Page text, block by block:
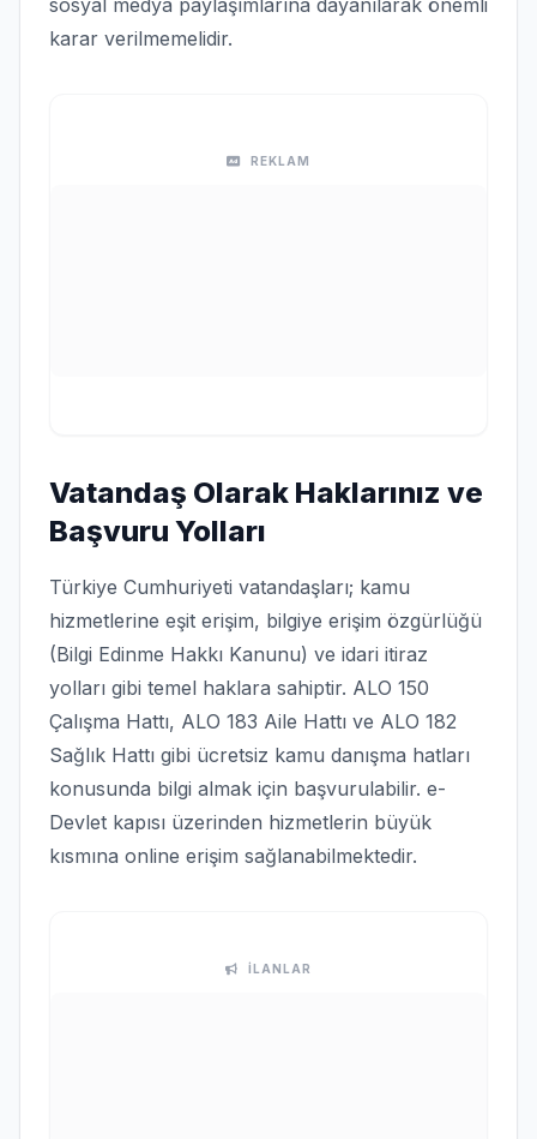
sosyal medya paylaşımlarına dayanılarak önemli
karar verilmemelidir.
REKLAM
Vatandaş Olarak Haklarınız ve
Başvuru Yolları
Türkiye Cumhuriyeti vatandaşları; kamu
hizmetlerine eşit erişim, bilgiye erişim özgürlüğü
(Bilgi Edinme Hakkı Kanunu) ve idari itiraz
yolları gibi temel haklara sahiptir. ALO 150
Çalışma Hattı, ALO 183 Aile Hattı ve ALO 182
Sağlık Hattı gibi ücretsiz kamu danışma hatları
konusunda bilgi almak için başvurulabilir. e-
Devlet kapısı üzerinden hizmetlerin büyük
kısmına online erişim sağlanabilmektedir.
İLANLAR